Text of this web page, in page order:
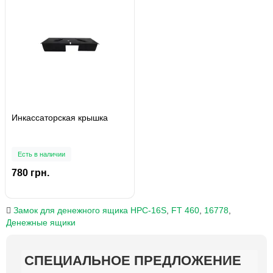
Инкассаторская крышка
Есть в наличии
780 грн.
Замок для денежного ящика НРС-16S, FT 460, 16778,
Денежные ящики
СПЕЦИАЛЬНОЕ ПРЕДЛОЖЕНИЕ
СПЕЦИАЛЬНОЕ ПРЕДЛОЖЕНИЕ
СПЕЦИАЛЬНОЕ ПРЕДЛОЖЕНИЕ
СПЕЦИАЛЬНОЕ ПРЕДЛОЖЕНИЕ
СПЕЦИАЛЬНОЕ ПРЕДЛОЖЕНИЕ
СПЕЦИАЛЬНОЕ ПРЕДЛОЖЕНИЕ
СПЕЦИАЛЬНОЕ ПРЕДЛОЖЕНИЕ
СПЕЦИАЛЬНОЕ ПРЕДЛОЖЕНИЕ
СПЕЦИАЛЬНОЕ ПРЕДЛОЖЕНИЕ
СПЕЦИАЛЬНОЕ ПРЕДЛОЖЕНИЕ